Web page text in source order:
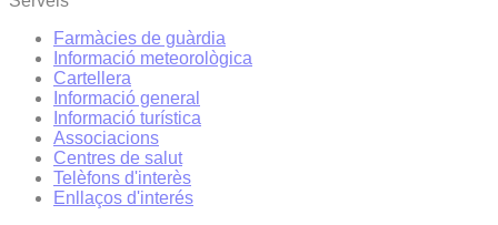
Farmàcies de guàrdia
Informació meteorològica
Cartellera
Informació general
Informació turística
Associacions
Centres de salut
Telèfons d'interès
Enllaços d'interés